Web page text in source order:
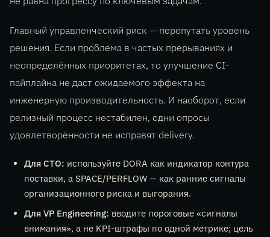
Главный управленческий риск — перепутать уровень
решения. Если проблема в частых прерываниях и
неопределённых приоритетах, то улучшение CI-
пайплайна не даст ожидаемого эффекта на
инженерную производительность. И наоборот, если
релизный процесс нестабилен, одни опросы
удовлетворённости не исправят delivery.
Для CTO: используйте DORA как индикатор контура
поставки, а SPACE/PERFLOW — как ранние сигналы
организационного риска и выгорания.
Для VP Engineering: вводите пороговые «сигналы
внимания», а не KPI-штрафы по одной метрике; цель